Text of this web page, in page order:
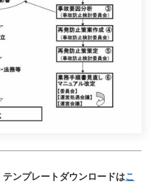
ンプレートダウンロードはこ